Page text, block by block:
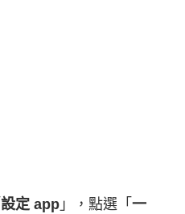
設定 app 」，點選「 一